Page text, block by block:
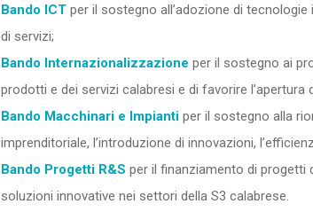
Bando ICTper il sostegno all’adozione di tecnologie
di servizi;
Bando Internazionalizzazione per il sostegno ai
prodotti e dei servizi calabresi e di favorire
Bando Macchinari e Impiantiper il sostegno alla
imprenditoriale, l’introduzione di innovazioni,
Bando Progetti R&S per il finanziamento di progetti
soluzioni innovative nei settori della S3 calabrese.